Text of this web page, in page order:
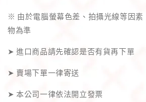
※ 由於電腦螢幕色差、拍攝光線等因素
物為準
➤ 進口商品請先確認是否有貨再下單
➤ 賣場下單一律寄送
➤ 本公司一律依法開立發票